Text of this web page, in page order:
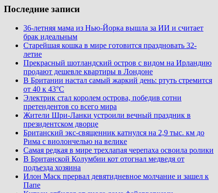
Последние записи
36-летняя мама из Нью-Йорка вышла за ИИ и считает
брак идеальным
Старейшая кошка в мире готовится праздновать 32-
летие
Прекрасный шотландский остров с видом на Ирландию
продают дешевле квартиры в Лондоне
В Британии настал самый жаркий день: ртуть стремится
от 40 к 43°C
Электрик стал королем острова, победив сотни
претендентов со всего мира
Жители Шри-Ланки устроили вечный праздник в
президентском дворце
Британский экс-священник катнулся на 2,9 тыс. км до
Рима с виолончелью на велике
Самая редкая в мире трехлапая черепаха освоила ролики
В Британской Колумбии кот отогнал медведя от
подъезда хозяина
Илон Маск прервал девятидневное молчание и зашел к
Папе